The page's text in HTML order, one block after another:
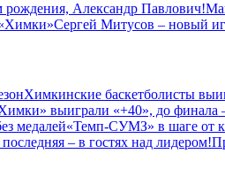
Александр Павлович!
Сергей Митусов – новый
Химкинские баскетболисты
выиграли «+40», до финала
медалей«Темп-СУМЗ» в шаге от
– в гостях над лидером!